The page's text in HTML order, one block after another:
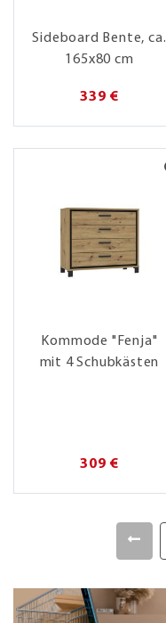
Sideboard Bente, ca.
165x80 cm
339 €
Kommode "Fenja"
mit 4 Schubkästen
309 €